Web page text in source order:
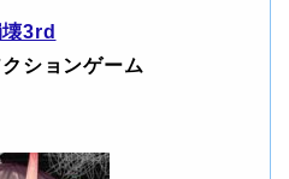
壊3rd
ションゲーム